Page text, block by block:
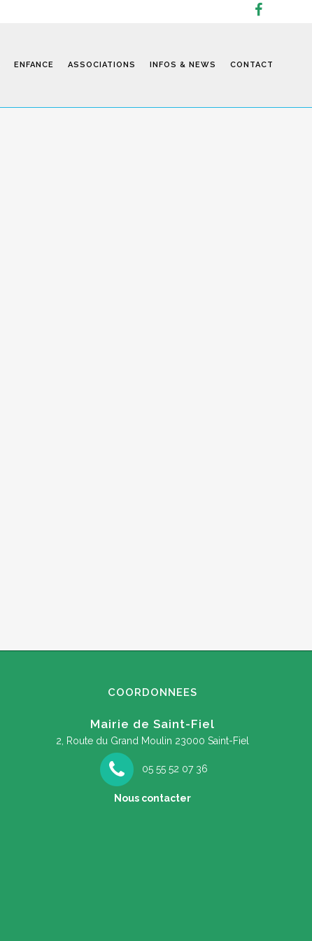
ENFANCE ASSOCIATIONS INFOS & NEWS CONTACT
COORDONNEES
Mairie de Saint-Fiel
2, Route du Grand Moulin 23000 Saint-Fiel
05 55 52 07 36
Nous contacter